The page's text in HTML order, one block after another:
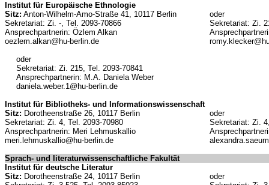
Institut für Europäische Ethnologie
Sitz: Anton-Wilhelm-Amo-Straße 41, 10117 Berlin
Sekretariat: Zi. -, Tel. 2093-70866
Ansprechpartnerin: Özlem Alkan
oezlem.alkan@hu-berlin.de
oder
Sekretariat: Zi.
oder
Sekretariat: Zi. 215, Tel. 2093-70841
Ansprechpartnerin: M.A. Daniela Weber
daniela.weber.1@hu-berlin.de
Institut für Bibliotheks- und Informationswissenschaft
Sitz: Dorotheenstraße 26, 10117 Berlin
Sekretariat: Zi. 4, Tel. 2093-70980
Ansprechpartnerin: Meri Lehmuskallio
meri.lehmuskallio@hu-berlin.de
oder
Sekretariat: Zi.
Sprach- und literaturwissenschaftliche Fakultät
Institut für deutsche Literatur
Sitz: Dorotheenstraße 24, 10117 Berlin
oder